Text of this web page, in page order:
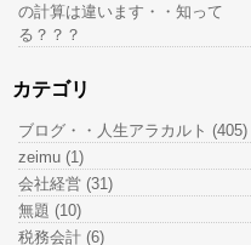
の計算は違います・・知って
る？？？
カテゴリ
ブログ・・人生アラカルト (405)
zeimu (1)
会社経営 (31)
無題 (10)
税務会計 (6)